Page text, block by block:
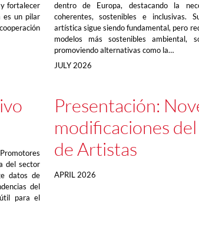
fortalecer
es un pilar
dentro de Europa, destacando la
coherentes, sostenibles e inclusivas.
artística sigue siendo fundamental, pero
modelos más sostenibles ambiental,
promoviendo alternativas como la…
JULY 2026
del sector
datos de
del
para el
Presentación:
modificaciones
de Artistas
APRIL 2026